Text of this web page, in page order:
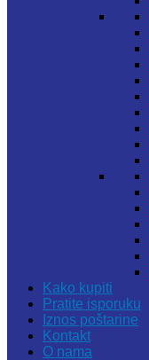
Kako kupiti
Pratite isporuku
Iznos poštarine
Kontakt
O nama